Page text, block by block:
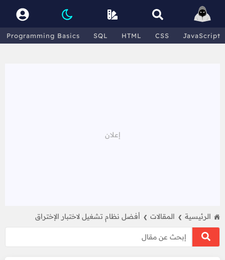
Programming Basics SQL HTML CSS JavaScript
الرئيسية ❯ المقالات ❯ أفضل نظام تشغيل لاختبار الإختراق